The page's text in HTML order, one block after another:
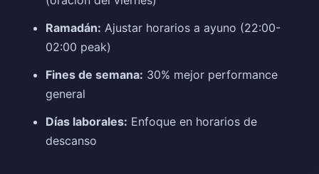
Ramadán: Ajustar horarios a ayuno (22:00-
02:00 peak)
Fines de semana: 30% mejor performance
general
Días laborales: Enfoque en horarios de
descanso